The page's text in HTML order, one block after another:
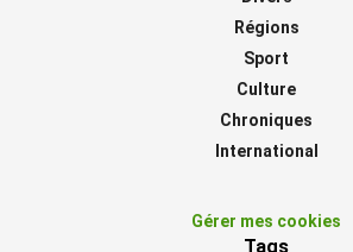
Régions
Sport
Culture
Chroniques
International
Gérer mes cookies
Tags